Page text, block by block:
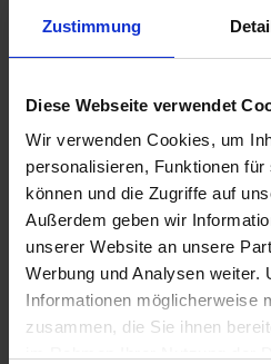
Zustimmung
Diese Webseite verwendet
Wir verwenden Cookies, um
personalisieren, Funktionen
können und die Zugriffe auf
Außerdem geben wir
unserer Website an unsere
Werbung und Analysen weiter.
Informationen möglicherweise
zusammen, die Sie ihnen
18,34 € / St
WARENKORB
Anmelden für Ihren
18,77 € / St
18,77 €pro 1 Stück
22,34 €
inkl. 19% MwSt.,zzgl.